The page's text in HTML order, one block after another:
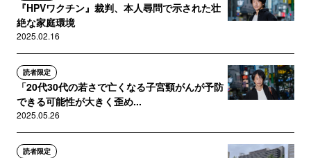
『HPVワクチン』裁判、本人尋問で示された壮
絶な家庭環境
2025.02.16
読者限定
「20代30代の若さで亡くなる子宮頸がんが予防
できる可能性が大きく歪め...
2025.05.26
読者限定